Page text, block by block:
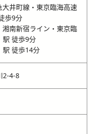
大井町線・東京臨海高速
歩9分
湘南新宿ライン・東京臨
駅 徒歩9分
駅 徒歩14分
2-4-8